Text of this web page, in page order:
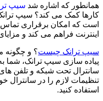
همانطور که اشاره شد سیپ
کارها کمک می کند؟ سیپ
است که امکان برقراری تماس
اینترنت فراهم می کند و
سیپ ترانک چیست؟ و چگونه
پیاده سازی سیپ ترانک، شما
سانترال تحت شبکه و تلفن های
تنظیمات لازم را در سانترال
استفاده کنید.